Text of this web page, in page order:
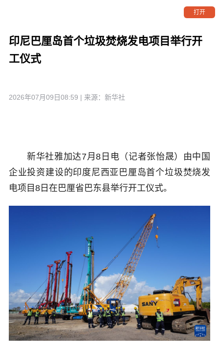
打开
印尼巴厘岛首个垃圾焚烧发电项目举行开
工仪式
2026年07月09日08:59 | 来源： 新华社
新华社雅加达7月8日电（记者张怡晟）由中国
企业投资建设的印度尼西亚巴厘岛首个垃圾焚烧发
电项目8日在巴厘省巴东县举行开工仪式。